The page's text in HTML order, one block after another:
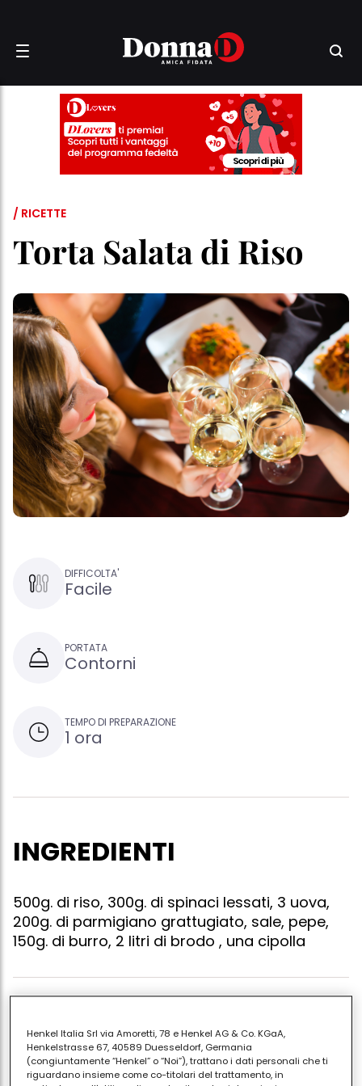
/ RICETTE
Torta Salata di Riso
DIFFICOLTA'
Facile
PORTATA
Contorni
TEMPO DI PREPARAZIONE
1 ora
INGREDIENTI
500g. di riso, 300g. di spinaci lessati, 3 uova,
200g. di parmigiano grattugiato, sale, pepe,
150g. di burro, 2 litri di brodo , una cipolla
aggiungete poi il riso e cuocetelo lentamente al
dente aggiungendo il brodo.nel frattempo tritare gli
spinaci e rosolarli al burro. quando il risotto è pronto
Henkel Italia Srl via Amoretti, 78 e Henkel AG & Co. KGaA,
Henkelstrasse 67, 40589 Duesseldorf, Germania
(congiuntamente “Henkel” o “Noi”), trattano i dati personali che ti
riguardano insieme come co-titolari del trattamento, in